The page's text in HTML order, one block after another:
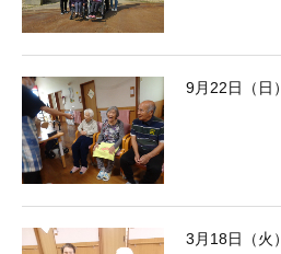
9月22日（日）
3月18日（火）